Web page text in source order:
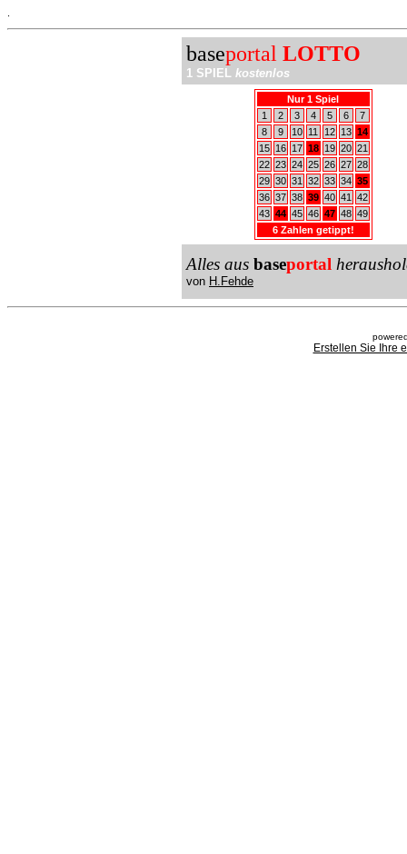
baseportal LOTTO
1 SPIEL kostenlos
Nur 1 Spiel
1
2 3 4 5 6
7
8
9 10 11 12 13 14
15
16 17 18 19 20 21
22 23 24 25 26 27 28
29 30 31 32 33 34 35
36 37 38 39 40 41
42
43 44 45 46 47 48 49
6 Zahlen getippt!
Alles aus baseportal
von H.Fehde
Erstellen Sie Ihre